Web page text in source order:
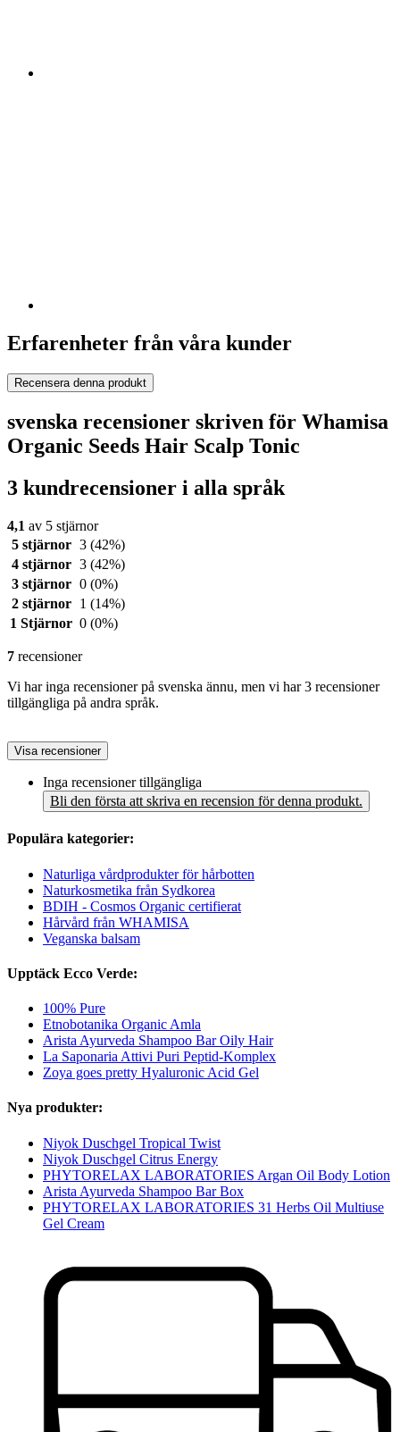
Erfarenheter från våra kunder
Recensera denna produkt
svenska recensioner skriven för Whamisa
Organic Seeds Hair Scalp Tonic
3 kundrecensioner i alla språk
4,1 av 5 stjärnor
5 stjärnor 3 (42%)
4 stjärnor 3 (42%)
3 stjärnor 0 (0%)
2 stjärnor
1 (14%)
1 Stjärnor 0 (0%)
7 recensioner
Vi har inga recensioner på svenska ännu, men vi har 3 recensioner
tillgängliga på andra språk.
Visa recensioner
Inga recensioner tillgängliga
Bli den första att skriva en recension för denna produkt.
Populära kategorier:
Naturliga vårdprodukter för hårbotten
Naturkosmetika från Sydkorea
BDIH - Cosmos Organic certifierat
Hårvård från WHAMISA
Veganska balsam
Upptäck Ecco Verde:
100% Pure
Etnobotanika Organic Amla
Arista Ayurveda Shampoo Bar Oily Hair
La Saponaria Attivi Puri Peptid-Komplex
Zoya goes pretty Hyaluronic Acid Gel
Nya produkter:
Niyok Duschgel Tropical Twist
Niyok Duschgel Citrus Energy
PHYTORELAX LABORATORIES Argan Oil Body Lotion
Arista Ayurveda Shampoo Bar Box
PHYTORELAX LABORATORIES 31 Herbs Oil Multiuse
Gel Cream